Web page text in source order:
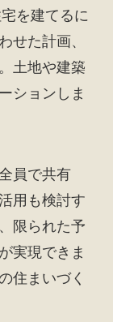
を建てるに
せた計画、
土地や建築
ションしま
員で共有
用も検討す
限られた予
実現できま
住まいづく